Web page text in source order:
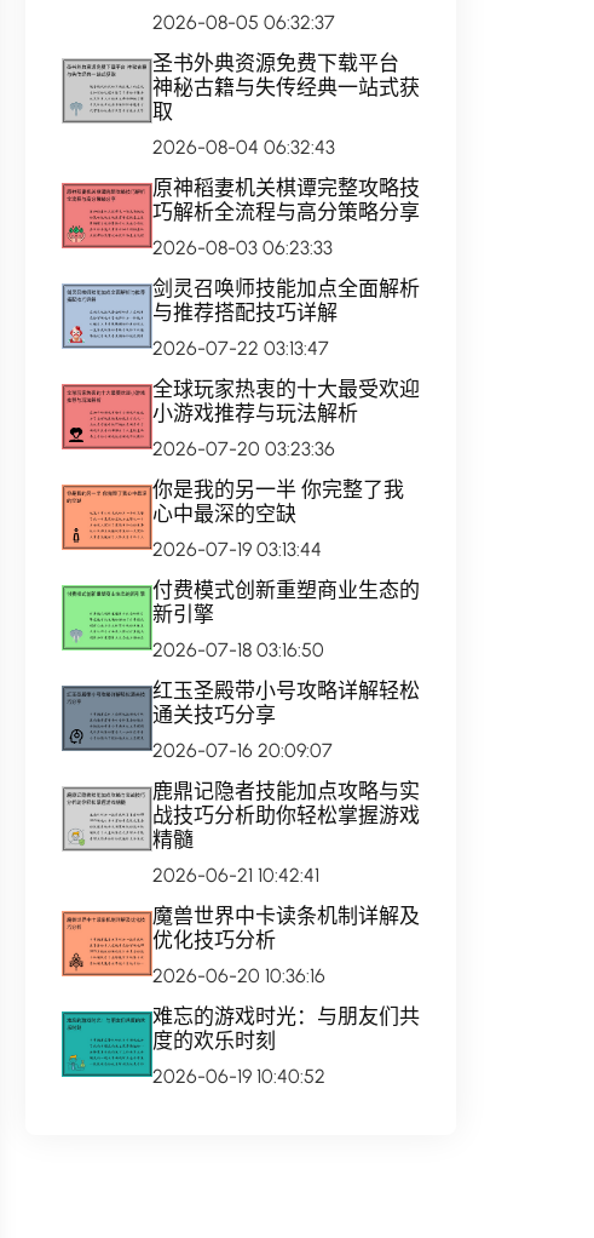
2026-08-05 06:32:37
圣书外典资源免费下载平台
神秘古籍与失传经典一站式获
取
2026-08-04 06:32:43
原神稻妻机关棋谭完整攻略技
巧解析全流程与高分策略分享
2026-08-03 06:23:33
剑灵召唤师技能加点全面解析
与推荐搭配技巧详解
2026-07-22 03:13:47
全球玩家热衷的十大最受欢迎
小游戏推荐与玩法解析
2026-07-20 03:23:36
你是我的另一半 你完整了我
心中最深的空缺
2026-07-19 03:13:44
付费模式创新重塑商业生态的
新引擎
2026-07-18 03:16:50
红玉圣殿带小号攻略详解轻松
通关技巧分享
2026-07-16 20:09:07
鹿鼎记隐者技能加点攻略与实
战技巧分析助你轻松掌握游戏
精髓
2026-06-21 10:42:41
魔兽世界中卡读条机制详解及
优化技巧分析
2026-06-20 10:36:16
难忘的游戏时光：与朋友们共
度的欢乐时刻
2026-06-19 10:40:52